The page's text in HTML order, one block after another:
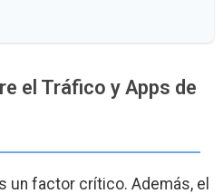
el Tráfico y Apps de
un factor crítico. Además, el